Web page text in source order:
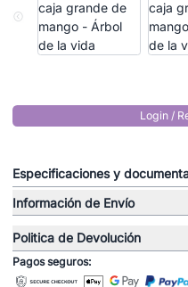
Login /
Especificaciones y
Información de Envío
Politica de Devolución
Pagos seguros: